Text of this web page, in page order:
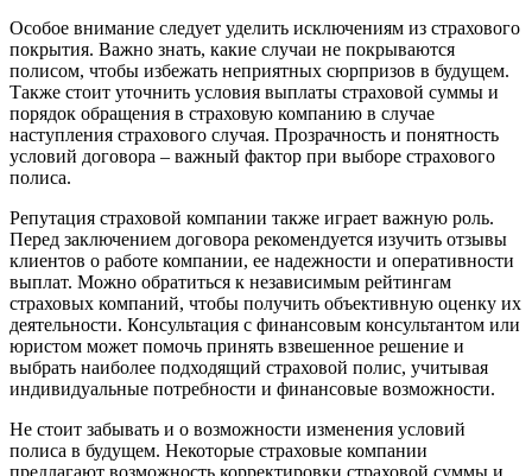
Особое внимание следует уделить исключениям из страхового
покрытия. Важно знать, какие случаи не покрываются
полисом, чтобы избежать неприятных сюрпризов в будущем.
Также стоит уточнить условия выплаты страховой суммы и
порядок обращения в страховую компанию в случае
наступления страхового случая. Прозрачность и понятность
условий договора – важный фактор при выборе страхового
полиса.
Репутация страховой компании также играет важную роль.
Перед заключением договора рекомендуется изучить отзывы
клиентов о работе компании, ее надежности и оперативности
выплат. Можно обратиться к независимым рейтингам
страховых компаний, чтобы получить объективную оценку их
деятельности. Консультация с финансовым консультантом или
юристом может помочь принять взвешенное решение и
выбрать наиболее подходящий страховой полис, учитывая
индивидуальные потребности и финансовые возможности.
Не стоит забывать и о возможности изменения условий
полиса в будущем. Некоторые страховые компании